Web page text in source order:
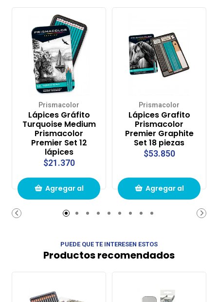
Prismacolor
Lápices Gráfito
Turquoise Medium
Prismacolor
Premier Set 12
lápices
$21.370
Agregar al
carrito de
Prismacolor
Lápices Grafito
Prismacolor
Premier Graphite
Set 18 piezas
$53.850
Agregar al
carrito de
PUEDE QUE TE INTERESEN ESTOS
Productos recomendados